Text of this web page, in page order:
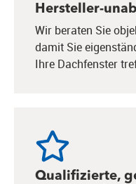
Hersteller-
Wir beraten Sie
damit Sie
Ihre Dachfenster
Qualifizierte,